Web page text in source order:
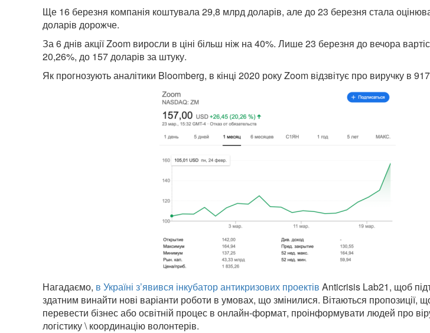
Ще 16 березня компанія коштувала 29,8 млрд доларів, але до 23 березня стала
доларів дорожче.
За 6 днів акції Zoom виросли в ціні більш ніж на 40%. Лише 23 березня до вечора
20,26%, до 157 доларів за штуку.
Як прогнозують аналітики Bloomberg, в кінці 2020 року Zoom відзвітує про виручку в
Нагадаємо, в Україні з’явився інкубатор антикризових проектів Anticrisis Lab21, щоб
здатним винайти нові варіанти роботи в умовах, що змінилися. Вітаються пропозиції,
перевести бізнес або освітній процес в онлайн-формат, проінформувати людей про
логістику \ координацію волонтерів.